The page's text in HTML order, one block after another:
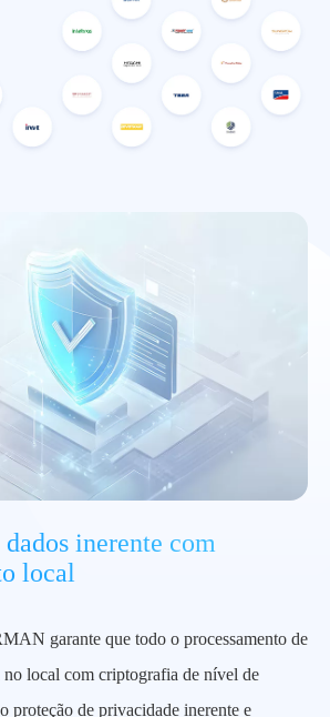
dados inerente com
local
garante que todo o processamento de
no local com criptografia de nível de
proteção de privacidade inerente e